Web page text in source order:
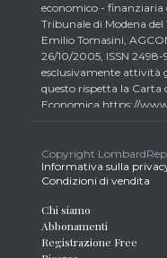
economico -
Tribunale di Modena
Emilio Tomasini,
26/10/2005, ISSN
esclusivamente attività
questo rispetta la Carta
Economica https://
essere consapevoli che
iscritti all’Ordine dei
oggetto dei loro articoli
trader retail e
strumenti finanziari
potenziale conflitto di
Copyright
Informativa sulla
Condizioni di vendita
Chi siamo
Abbonamenti
Registrazione Free